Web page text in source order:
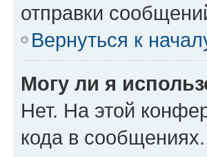
отправки
Вернуться к
Могу ли я
Нет. На этой
кода в